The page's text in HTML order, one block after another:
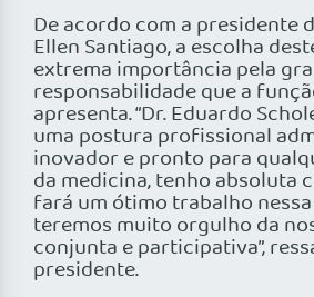
De acordo com a presidente
Ellen Santiago, a escolha
extrema importância pela
responsabilidade que a
apresenta. “Dr. Eduardo
uma postura profissional
inovador e pronto para
da medicina, tenho absoluta
fará um ótimo trabalho
teremos muito orgulho da
conjunta e participativa”,
presidente.